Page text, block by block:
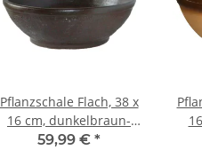
Pflanzschale Flach, 38 x
16 cm, dunkelbraun-
matt
59,99 € *